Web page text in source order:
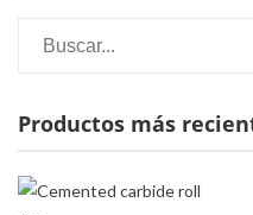
Productos más